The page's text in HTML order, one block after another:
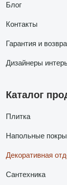
Блог
Контакты
Гарантия и
Дизайнеры
Каталог
Плитка
Напольные
Декоративная
Сантехника